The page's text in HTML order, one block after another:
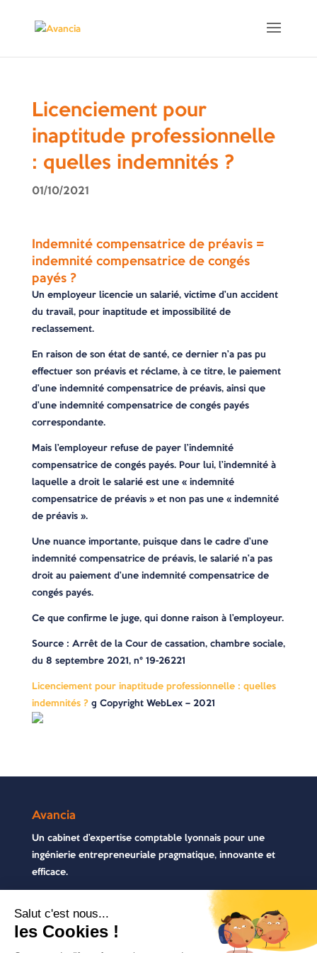
Licenciement pour
inaptitude professionnelle
: quelles indemnités ?
01/10/2021
Indemnité compensatrice de préavis =
indemnité compensatrice de congés
payés ?
Un employeur licencie un salarié, victime d’un accident
du travail, pour inaptitude et impossibilité de
reclassement.
En raison de son état de santé, ce dernier n’a pas pu
effectuer son préavis et réclame, à ce titre, le paiement
d’une indemnité compensatrice de préavis, ainsi que
d’une indemnité compensatrice de congés payés
correspondante.
Mais l’employeur refuse de payer l’indemnité
compensatrice de congés payés. Pour lui, l’indemnité à
laquelle a droit le salarié est une « indemnité
compensatrice de préavis » et non pas une « indemnité
de préavis ».
Une nuance importante, puisque dans le cadre d’une
indemnité compensatrice de préavis, le salarié n’a pas
droit au paiement d’une indemnité compensatrice de
congés payés.
Ce que confirme le juge, qui donne raison à l’employeur.
Source: Arrêt de la Cour de cassation, chambre sociale,
du 8 septembre 2021, n° 19-26221
Licenciement pour inaptitude professionnelle : quelles
indemnités ?© Copyright WebLex – 2021
Avancia
Un cabinet d’expertise comptable lyonnais pour une
ingénierie entrepreneuriale pragmatique, innovante et
efficace.
Contactez-nous
04 72 71 54 72